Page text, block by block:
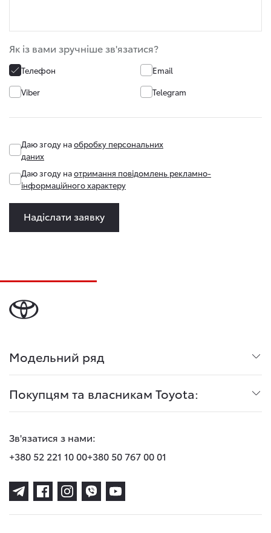
Як із вами зручніше зв'язатися?
Телефон
Email
Viber
Telegram
Даю згоду наобробку персональних
даних
Даю згоду наотримання повідомлень рекламно-
інформаційного характеру
Надіслати заявку
Модельний ряд
Покупцям та власникам Toyota:
Зв'язатися з нами:
+380 52 221 10 00+380 50 767 00 01